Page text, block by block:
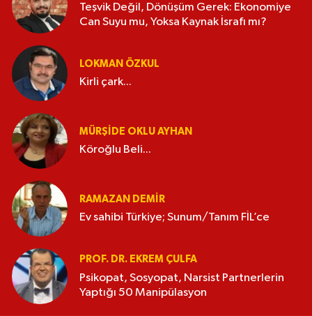
Teşvik Değil, Dönüşüm Gerek: Ekonomiye
Can Suyu mu, Yoksa Kaynak İsrafı mı?
LOKMAN ÖZKUL
Kirli çark...
MÜRŞIDE OKLU AYHAN
Köroğlu Beli...
RAMAZAN DEMİR
Ev sahibi Türkiye; Sunum/Tanım FİL’ce
PROF. DR. EKREM ÇULFA
Psikopat, Sosyopat, Narsist Partnerlerin
Yaptığı 50 Manipülasyon